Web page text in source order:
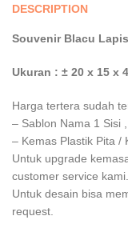
DESCRIPTION
Souvenir Blacu
Ukuran : ± 20 x 15 x
Harga tertera sudah
– Sablon Nama 1 Sisi
– Kemas Plastik Pita /
Untuk upgrade
customer service kami.
Untuk desain bisa
request.